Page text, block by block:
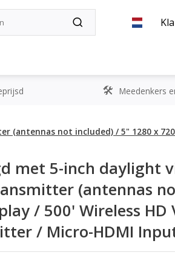
Meedenkers
not included) / 5" 1280 x 720
met 5-inch daylight
(antennas
/ 500' Wireless
/ Micro-HDMI